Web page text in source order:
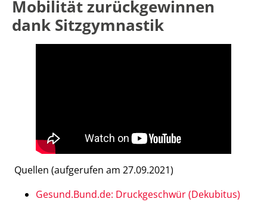
Mobilität zurückgewinnen
dank Sitzgymnastik
Quellen (aufgerufen am 27.09.2021)
Gesund.Bund.de: Druckgeschwür (Dekubitus)